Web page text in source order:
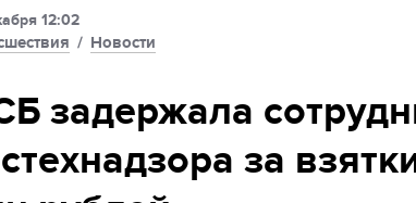
Политика
Экономика
Спорт
12:02
/ Новости
задержала
за